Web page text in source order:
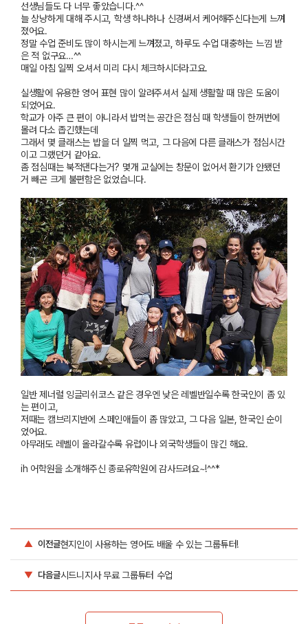
선생님들도 다 너무 좋았습니다.^^
늘 상냥하게 대해 주시고, 학생 하나하나 신경써서케어해주신다는게 느껴
졌어요.
정말 수업 준비도 많이 하시는게 느껴졌고,하루도 수업 대충하는 느낌 받
은 적 없구요…^^
매일 아침 일찍 오셔서 미리 다시 체크하시더라고요.
실생활에 유용한 영어 표현 많이 알려주셔서 실제 생활할 때 많은 도움이
되었어요.
학교가 아주 큰 편이 아니라서 밥먹는 공간은 점심 때 학생들이 한꺼번에
몰려 다소 좁긴했는데
그래서 몇 클래스는 밥을 더 일찍 먹고, 그 다음에 다른 클래스가 점심시간
이고 그랬던거 같아요.
좀 점심때는 북적댄다는거? 몇개 교실에는 창문이 없어서 환기가 안됐던
거 빼곤 크게 불편함은 없었습니다.
일반 제너럴 잉글리쉬코스 같은 경우엔 낮은 레벨반일수록 한국인이 좀 있
는 편이고,
저때는 캠브리지반에 스페인애들이 좀 많았고, 그 다음 일본, 한국인 순이
었어요.
아무래도 레벨이 올라갈수록 유럽이나 외국학생들이 많긴 해요.
ih 어학원을 소개해주신 종로유학원에 감사드려요~!^^*
▲ 이전글현지인이 사용하는 영어도 배울 수 있는 그룹튜터!
▼ 다음글시드니지사 무료 그룹튜터 수업